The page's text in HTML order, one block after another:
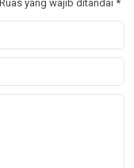
Ruas yang wajib ditandai *